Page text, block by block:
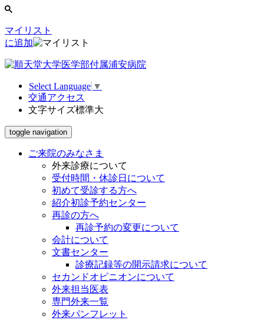
マイリスト
に追加
Select Language ▼
交通アクセス
文字サイズ標準大
toggle navigation
ご来院のみなさま
外来診療について
受付時間・休診日について
初めて受診する方へ
紹介初診予約センター
再診の方へ
再診予約の変更について
会計について
文書センター
診療記録等の開示請求について
セカンドオピニオンについて
外来担当医表
専門外来一覧
外来パンフレット